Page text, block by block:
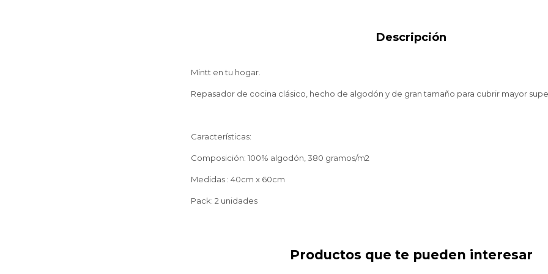
Descripción
Mintt en tu hogar.
Repasador de cocina clásico, hecho de algodón y de gran tamaño para cubrir mayor
Características:
Composición: 100% algodón, 380 gramos/m2
Medidas : 40cm x 60cm
Pack: 2 unidades
Productos que te pueden interesar